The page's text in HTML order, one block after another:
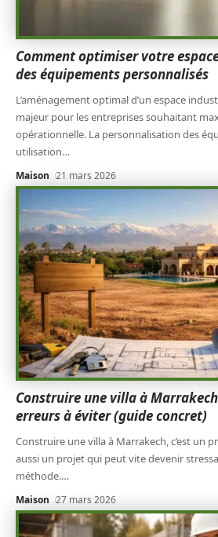
Comment optimiser votre
des équipements personnalisés
L’aménagement optimal d’un espace
majeur pour les entreprises souhaitant
opérationnelle. La personnalisation des
utilisation…
Maison 21 mars 2026
Construire une villa à
erreurs à éviter (guide concret)
Construire une villa à Marrakech, c’est un
aussi un projet qui peut vite devenir
méthode.…
Maison 27 mars 2026